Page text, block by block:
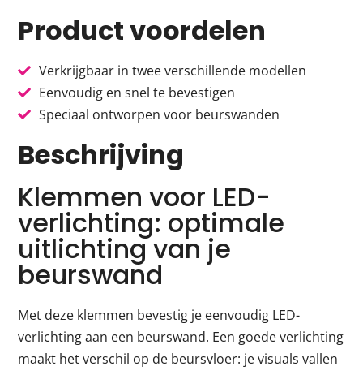
Product voordelen
Verkrijgbaar in twee verschillende modellen
Eenvoudig en snel te bevestigen
Speciaal ontworpen voor beurswanden
Beschrijving
Klemmen voor LED-
verlichting: optimale
uitlichting van je
beurswand
Met deze klemmen bevestig je eenvoudig LED-
verlichting aan een beurswand. Een goede verlichting
maakt het verschil op de beursvloer: je visuals vallen